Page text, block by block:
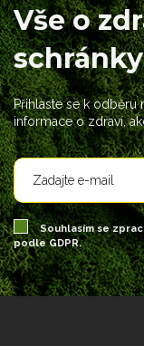
Vše o
schránky
Přihlaste se k odběru
informace o zdraví,
Souhlasím se
podle GDPR.